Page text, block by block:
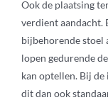
Ook de plaatsing
verdient aandacht.
bijbehorende stoel
lopen gedurende
kan optellen. Bij
dit dan ook